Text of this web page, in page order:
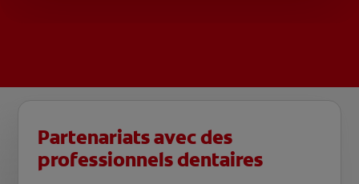
Partenariats avec des
professionnels dentaires